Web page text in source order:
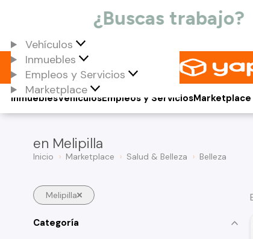
Vehículos
Inmuebles
Empleos y Servicios
Marketplace
Vehículos
Inmuebles Empleos y ServiciosMarketplace
en Melipilla
Inicio Marketplace Salud & Belleza Belleza
Melipilla
Categoría